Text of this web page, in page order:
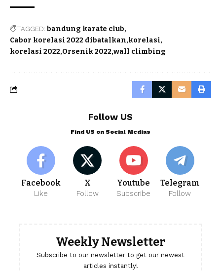
TAGGED:bandung karate club
Cabor korelasi 2022 dibatalkan korelasi
korelasi 2022 Orsenik 2022 wall climbing
Follow US
Find US on Social Medias
Facebook
Like
X
Follow
Youtube
Subscribe
Telegram
Follow
Weekly Newsletter
Subscribe to our newsletter to get our newest
articles instantly!